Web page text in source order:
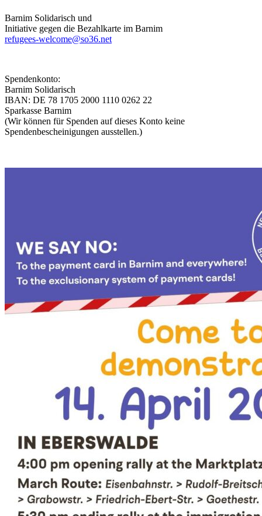
Barnim Solidarisch und
Initiative gegen die Bezahlkarte im Barnim
refugees-welcome@so36.net
Spendenkonto:
Barnim Solidarisch
IBAN: DE 78 1705 2000 1110 0262 22
Sparkasse Barnim
(Wir können für Spenden auf dieses Konto keine
Spendenbescheinigungen ausstellen.)